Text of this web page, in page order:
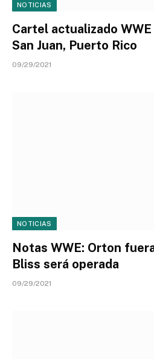
NOTICIAS
Cartel actualizado
San Juan, Puerto Rico
09/29/2021
NOTICIAS
Notas WWE: Orton
Bliss será operada
09/29/2021